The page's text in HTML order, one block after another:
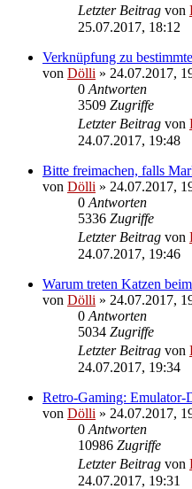
Letzter Beitrag von
25.07.2017, 18:12
Verknüpfung zu
von Dölli » 24.07.2017,
0 Antworten
3509 Zugriffe
Letzter Beitrag von
24.07.2017, 19:48
Bitte freimachen, falls
von Dölli » 24.07.2017,
0 Antworten
5336 Zugriffe
Letzter Beitrag von
24.07.2017, 19:46
Warum treten Katzen
von Dölli » 24.07.2017,
0 Antworten
5034 Zugriffe
Letzter Beitrag von
24.07.2017, 19:34
Retro-Gaming: Emulator-
von Dölli » 24.07.2017,
0 Antworten
10986 Zugriffe
Letzter Beitrag von
24.07.2017, 19:31